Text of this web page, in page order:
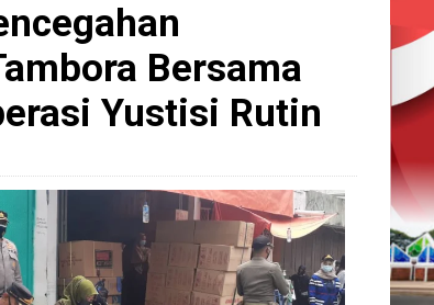
Bersama
Yustisi Rutin